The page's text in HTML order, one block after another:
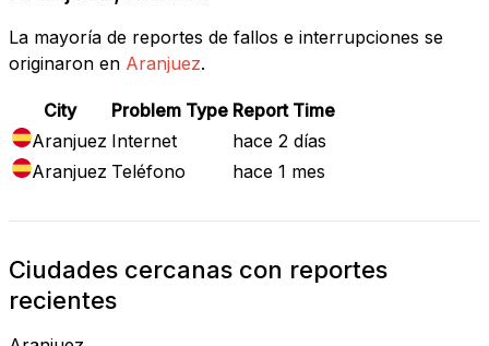
La mayoría de reportes de fallos e interrupciones se
originaron en Aranjuez.
City Problem Type Report Time
Aranjuez Internet
hace 2 días
Aranjuez Teléfono hace 1 mes
Ciudades cercanas con reportes
recientes